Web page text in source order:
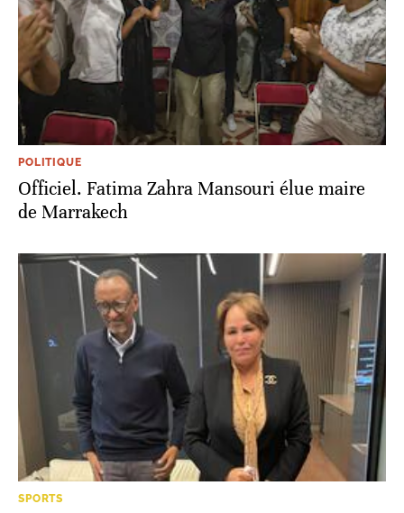
POLITIQUE
Officiel. Fatima Zahra Mansouri élue maire
de Marrakech
SPORTS